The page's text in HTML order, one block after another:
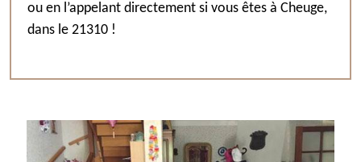
ou en l’appelant directement si vous êtes à Cheuge,
dans le 21310 !